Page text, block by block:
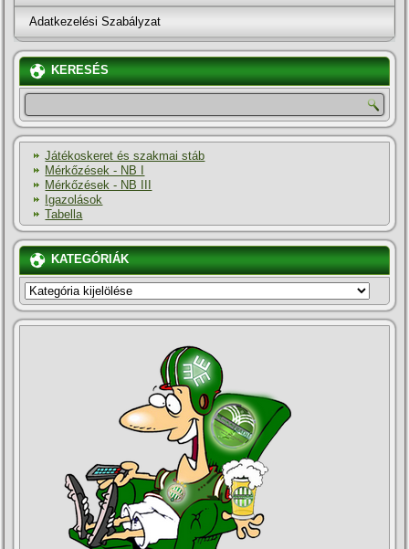
Adatkezelési Szabályzat
KERESÉS
Játékoskeret és szakmai stáb
Mérkőzések - NB I
Mérkőzések - NB III
Igazolások
Tabella
KATEGÓRIÁK
KATEGÓRIÁK